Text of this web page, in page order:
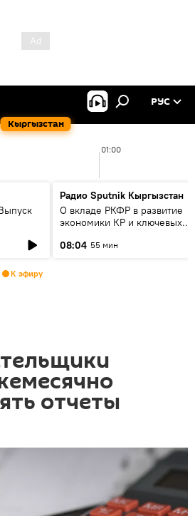
Кыргызстан
РУС
01:00
Радио Sputnik Кыргызстан
О вкладе РКФР в развитие
экономики КР и ключевых
08:04 55 мин
К эфиру
отчеты